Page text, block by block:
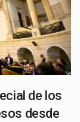
de los
desde